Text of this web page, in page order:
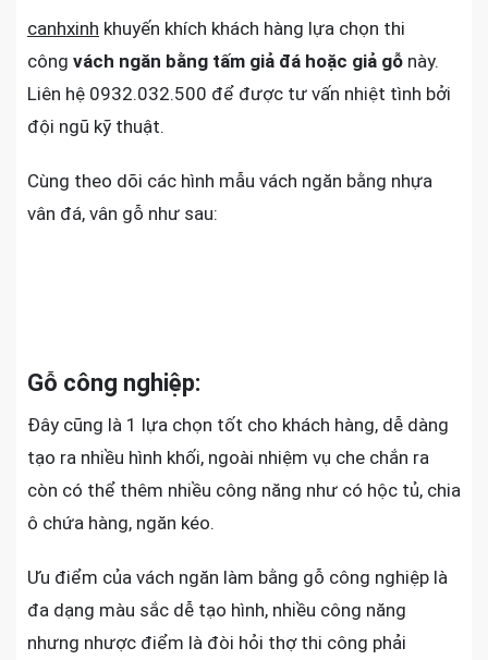
canhxinh khuyến khích khách hàng lựa chọn thi
công vách ngăn bằng tấm giả đá hoặc giả gỗ này.
Liên hệ 0932.032.500 để được tư vấn nhiệt tình bởi
đội ngũ kỹ thuật.
Cùng theo dõi các hình mẫu vách ngăn bằng nhựa
vân đá, vân gỗ như sau:
Gỗ công nghiệp:
Đây cũng là 1 lựa chọn tốt cho khách hàng, dễ dàng
tạo ra nhiều hình khối, ngoài nhiệm vụ che chắn ra
còn có thể thêm nhiều công năng như có hộc tủ, chia
ô chứa hàng, ngăn kéo.
Ưu điểm của vách ngăn làm bằng gỗ công nghiệp là
đa dạng màu sắc dễ tạo hình, nhiều công năng
nhưng nhược điểm là đòi hỏi thợ thi công phải